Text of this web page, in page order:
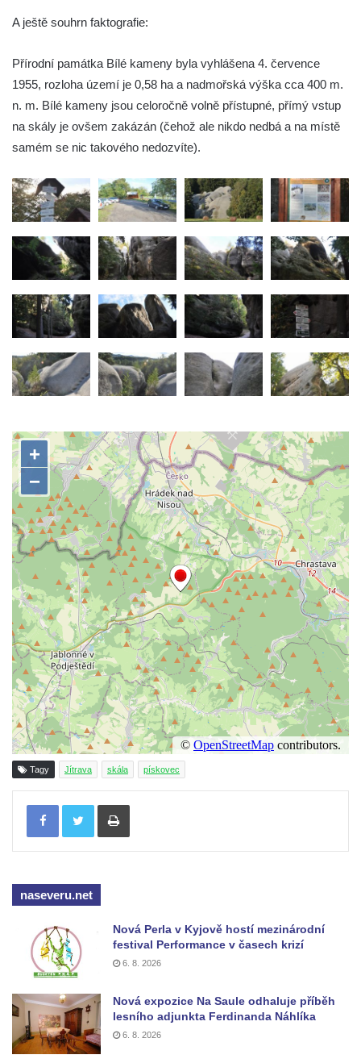
A ještě souhrn faktografie:
Přírodní památka Bílé kameny byla vyhlášena 4. července
1955, rozloha území je 0,58 ha a nadmořská výška cca 400 m.
n. m. Bílé kameny jsou celoročně volně přístupné, přímý vstup
na skály je ovšem zakázán (čehož ale nikdo nedbá a na místě
samém se nic takového nedozvíte).
Tagy Jítrava skála pískovec
Tisknout
naseveru.net
Nová Perla v Kyjově hostí mezinárodní
festival Performance v časech krizí
6. 8. 2026
Nová expozice Na Saule odhaluje příběh
lesního adjunkta Ferdinanda Náhlíka
6. 8. 2026